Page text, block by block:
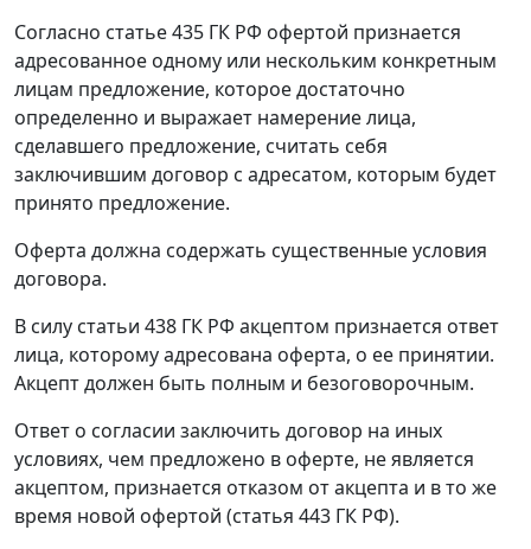
Согласно статье 435 ГК РФ офертой признается
адресованное одному или нескольким конкретным
лицам предложение, которое достаточно
определенно и выражает намерение лица,
сделавшего предложение, считать себя
заключившим договор с адресатом, которым будет
принято предложение.
Оферта должна содержать существенные условия
договора.
В силу статьи 438 ГК РФ акцептом признается ответ
лица, которому адресована оферта, о ее принятии.
Акцепт должен быть полным и безоговорочным.
Ответ о согласии заключить договор на иных
условиях, чем предложено в оферте, не является
акцептом, признается отказом от акцепта и в то же
время новой офертой (статья 443 ГК РФ).